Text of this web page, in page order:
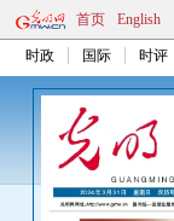
首页 English
时政 国际 时评